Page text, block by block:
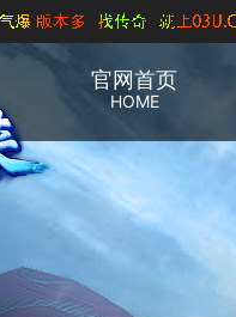
官网首页
HOME